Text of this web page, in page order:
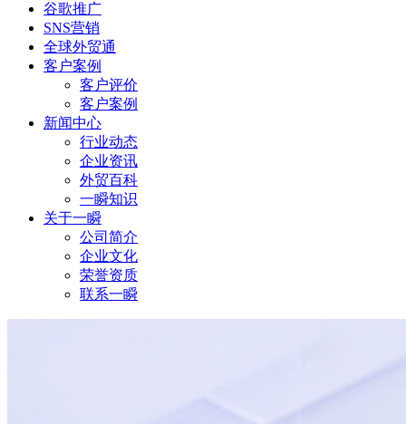
谷歌推广
SNS营销
全球外贸通
客户案例
客户评价
客户案例
新闻中心
行业动态
企业资讯
外贸百科
一瞬知识
关于一瞬
公司简介
企业文化
荣誉资质
联系一瞬